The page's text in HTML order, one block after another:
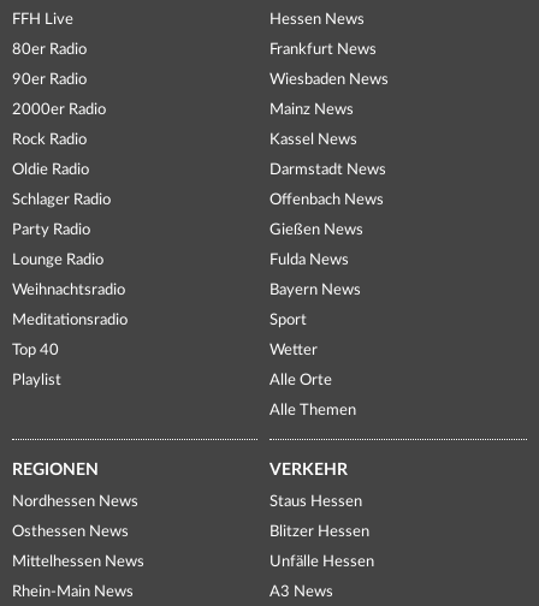
FFH Live
80er Radio
90er Radio
2000er Radio
Rock Radio
Oldie Radio
Schlager Radio
Party Radio
Lounge Radio
Weihnachtsradio
Meditationsradio
Top 40
Playlist
Hessen News
Frankfurt News
Wiesbaden News
Mainz News
Kassel News
Darmstadt News
Offenbach News
Gießen News
Fulda News
Bayern News
Sport
Wetter
Alle Orte
Alle Themen
REGIONEN
Nordhessen News
Osthessen News
Mittelhessen News
Rhein-Main News
VERKEHR
Staus Hessen
Blitzer Hessen
Unfälle Hessen
A3 News